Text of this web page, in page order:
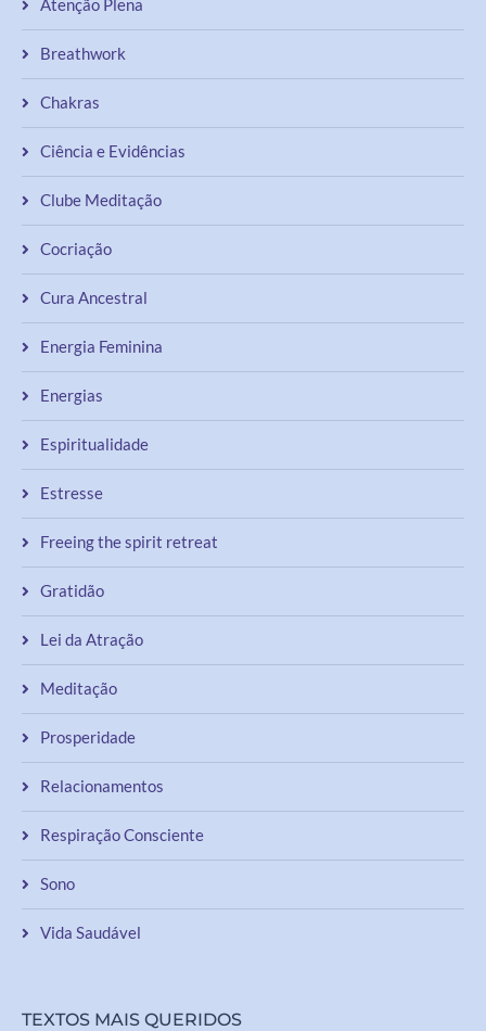
Atenção Plena
Breathwork
Chakras
Ciência e Evidências
Clube Meditação
Cocriação
Cura Ancestral
Energia Feminina
Energias
Espiritualidade
Estresse
Freeing the spirit retreat
Gratidão
Lei da Atração
Meditação
Prosperidade
Relacionamentos
Respiração Consciente
Sono
Vida Saudável
TEXTOS MAIS QUERIDOS